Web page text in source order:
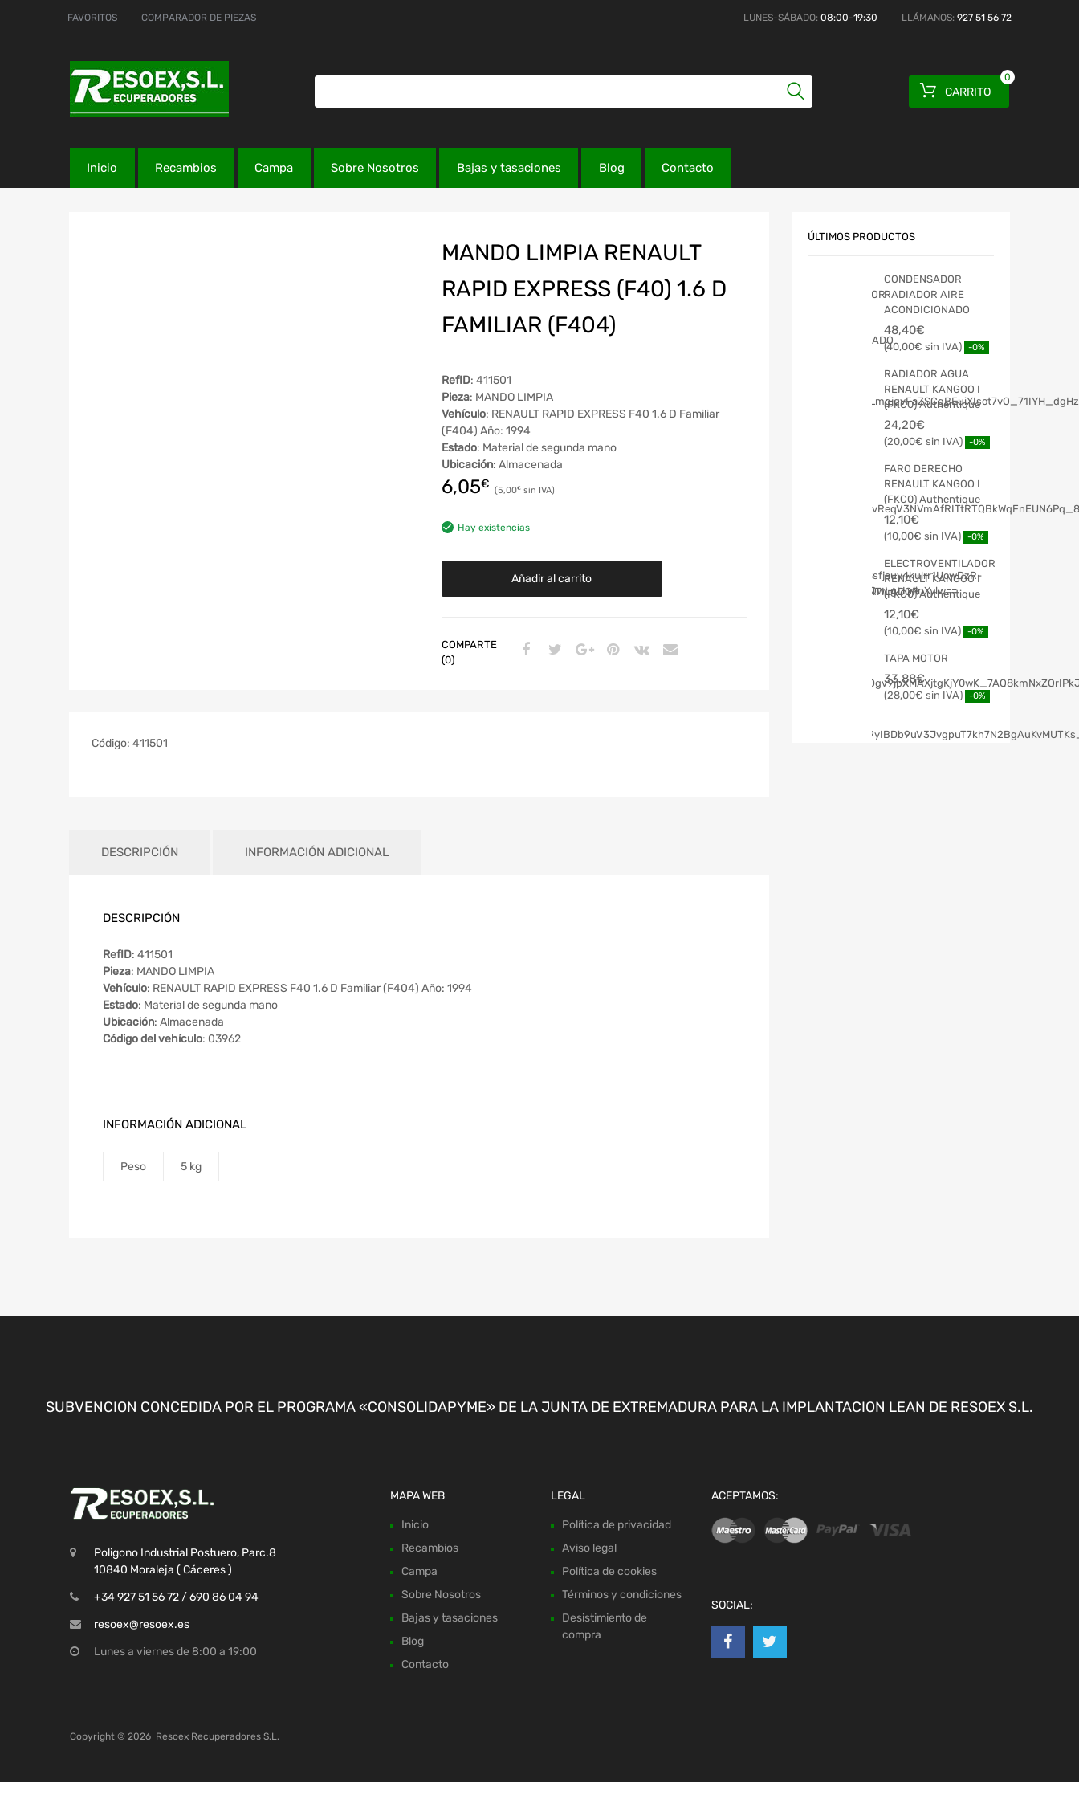
FAVORITOS COMPARADOR DE PIEZAS LUNES-SÁBADO: 08:00-19:30 LLÁMANOS: 927 51 56 72
CARRITO
0
Inicio Recambios Campa Sobre Nosotros Bajas y tasaciones Blog Contacto
MANDO LIMPIA RENAULT
RAPID EXPRESS (F40) 1.6 D
FAMILIAR (F404)
RefID: 411501
Pieza: MANDO LIMPIA
Vehículo: RENAULT RAPID EXPRESS F40 1.6 D Familiar
(F404) Año: 1994
Estado: Material de segunda mano
Ubicación: Almacenada
6,05€ 5,00€
Hay existencias
Añadir al carrito
COMPARTE
(0)
Código: 411501
DESCRIPCIÓN INFORMACIÓN ADICIONAL
DESCRIPCIÓN
RefID: 411501
Pieza: MANDO LIMPIA
Vehículo: RENAULT RAPID EXPRESS F40 1.6 D Familiar (F404) Año: 1994
Estado: Material de segunda mano
Ubicación: Almacenada
Código del vehículo: 03962
INFORMACIÓN ADICIONAL
Peso 5 kg
ÚLTIMOS PRODUCTOS
CONDENSADOR
RADIADOR AIRE
ACONDICIONADO
48,40€
40,00€ -0%
RADIADOR AGUA
RENAULT KANGOO I
(FKC0) Authentique
24,20€
20,00€ -0%
FARO DERECHO
RENAULT KANGOO I
(FKC0) Authentique
12,10€
10,00€ -0%
ELECTROVENTILADOR
RENAULT KANGOO I
(FKC0) Authentique
12,10€
10,00€ -0%
TAPA MOTOR
33,88€
28,00€ -0%
SUBVENCION CONCEDIDA POR EL PROGRAMA «CONSOLIDAPYME» DE LA JUNTA DE EXTREMADURA PARA LA IMPLANTACION LEAN DE RESOEX S.L.
Poligono Industrial Postuero, Parc.8
10840 Moraleja ( Cáceres )
+34 927 51 56 72 / 690 86 04 94
resoex@resoex.es
Lunes a viernes de 8:00 a 19:00
MAPA WEB
Inicio
Recambios
Campa
Sobre Nosotros
Bajas y tasaciones
Blog
Contacto
LEGAL
Política de privacidad
Aviso legal
Política de cookies
Términos y condiciones
Desistimiento de
compra
ACEPTAMOS:
SOCIAL:
Copyright © 2026 Resoex Recuperadores S.L.